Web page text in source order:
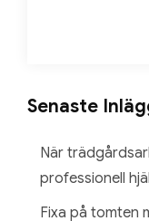
Senaste
När
professionell
Fixa på tomten